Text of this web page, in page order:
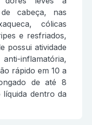
cabeça, nas
cólicas
e resfriados,
possui atividade
inflamatória,
rápido em 10 a
de até 8
dentro da